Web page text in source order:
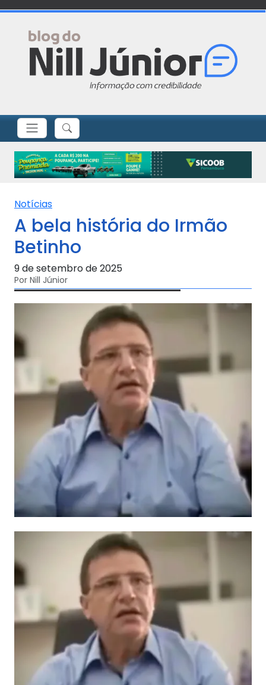
Notícias
A bela história do Irmão
Betinho
9 de setembro de 2025
Por Nill Júnior